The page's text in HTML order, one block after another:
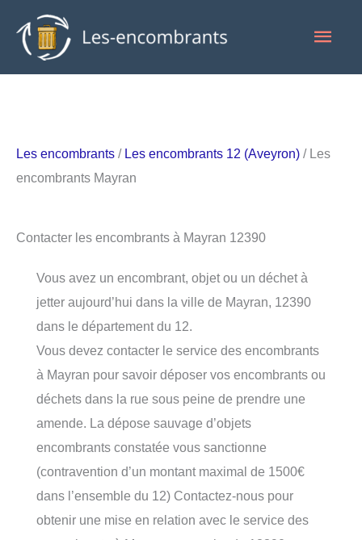
contenu
Les encombrants / Les encombrants 12 (Aveyron) / Les
encombrants Mayran
Contacter les encombrants à Mayran 12390
Vous avez un encombrant, objet ou un déchet à
jetter aujourd’hui dans la ville de Mayran, 12390
dans le département du 12.
Vous devez contacter le service des encombrants
à Mayran pour savoir déposer vos encombrants ou
déchets dans la rue sous peine de prendre une
amende. La dépose sauvage d’objets
encombrants constatée vous sanctionne
(contravention d’un montant maximal de 1500€
dans l’ensemble du 12) Contactez-nous pour
obtenir une mise en relation avec le service des